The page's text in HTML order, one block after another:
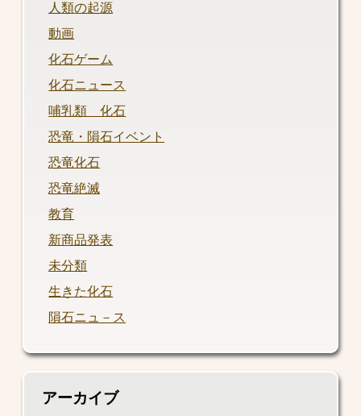
人類の起源
動画
化石ゲーム
化石ニュース
哺乳類 化石
恐竜・隕石イベント
恐竜化石
恐竜絶滅
教育
新商品発表
未分類
生きた化石
隕石ニュ－ス
アーカイブ